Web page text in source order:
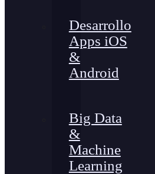
Desarrollo
Apps iOS
&
Android
Big Data
&
Machine
Learning